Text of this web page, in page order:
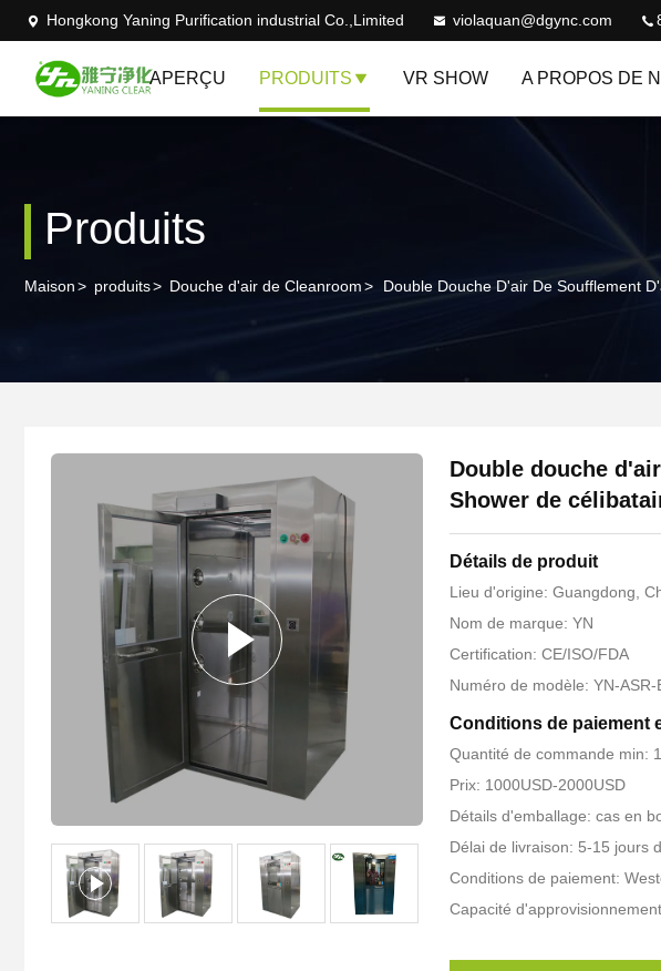
Hongkong Yaning Purification industrial Co.,Limited violaquan@dgync.com
APERÇU PRODUITS VR SHOW A PROPOS DE
Produits
Maison> produits> Douche d'air de Cleanroom> Double Douche D'air De Soufflement
Double douche
Shower de
Détails de produit
Lieu d'origine: Guangdong,
Nom de marque: YN
Certification: CE/ISO/FDA
Numéro de modèle: YN-ASR-
Conditions de paiement
Quantité de commande min:
Prix: 1000USD-2000USD
Détails d'emballage: cas en
Délai de livraison: 5-15 jours
Conditions de paiement:
Capacité